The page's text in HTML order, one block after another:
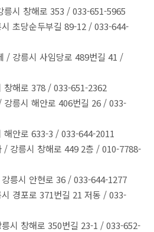
시 창해로 353 / 033-651-5965
초당순두부길 89-12 / 033-644-
/ 강릉시 사임당로 489번길 41 /
해로 378 / 033-651-2362
릉시 해안로 406번길 26 / 033-
안로 633-3 / 033-644-2011
/ 강릉시 창해로 449 2층 / 010-7788-
릉시 안현로 36 / 033-644-1277
경포로 371번길 21 저동 / 033-
시 창해로 350번길 23-1 / 033-652-